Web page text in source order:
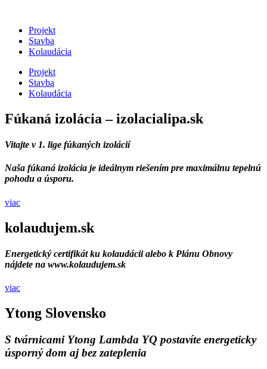
obsah
Projekt
Stavba
Kolaudácia
Projekt
Stavba
Kolaudácia
Fúkaná izolácia – izolacialipa.sk
Vitajte v 1. lige fúkaných izolácií
Naša fúkaná izolácia je ideálnym riešením pre maximálnu tepelnú
pohodu a úsporu.
viac
kolaudujem.sk
Energetický certifikát ku kolaudácii alebo k Plánu Obnovy
nájdete na www.kolaudujem.sk
viac
Ytong Slovensko
S tvárnicami Ytong Lambda YQ postavíte energeticky
úsporný dom aj bez zateplenia